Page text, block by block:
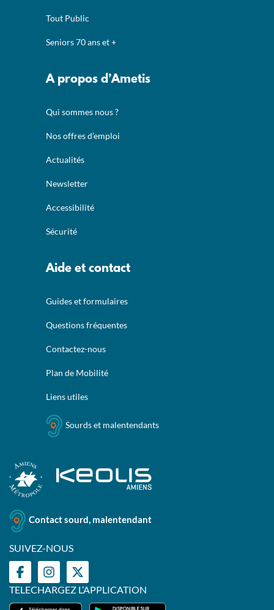
Tout Public
Seniors 70 ans et +
A propos d’Ametis
Qui sommes nous ?
Nos offres d’emploi
Actualités
Newsletter
Accessibilité
Sécurité
Aide et contact
Guides et formulaires
Questions fréquentes
Contactez-nous
Plan de Mobilité
Liens utiles
Sourds et malentendants
Contact sourd, malentendant
SUIVEZ-NOUS
TELECHARGEZ L’APPLICATION